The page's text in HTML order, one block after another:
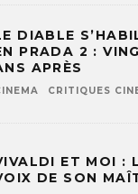
DIABLE
PRADA 2 :
APRÈS
CRITIQUES
ET MOI :
DE SON